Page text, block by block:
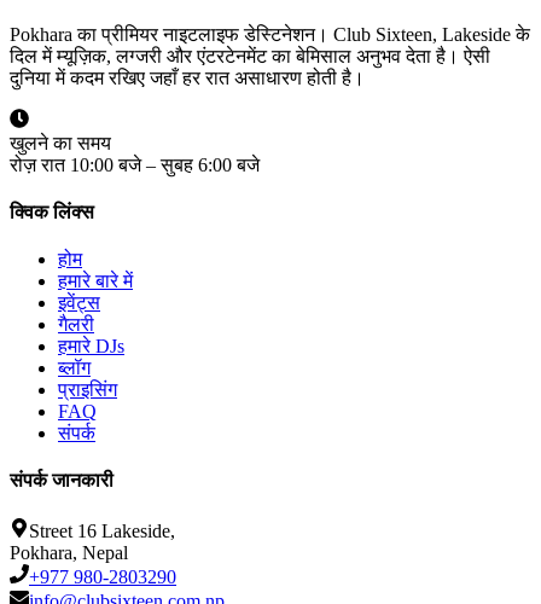
Pokhara का प्रीमियर नाइटलाइफ डेस्टिनेशन। Club Sixteen, Lakeside के
दिल में म्यूज़िक, लग्जरी और एंटरटेनमेंट का बेमिसाल अनुभव देता है। ऐसी
दुनिया में कदम रखिए जहाँ हर रात असाधारण होती है।
खुलने का समय
रोज़ रात 10:00 बजे – सुबह 6:00 बजे
क्विक लिंक्स
होम
हमारे बारे में
इवेंट्स
गैलरी
हमारे DJs
ब्लॉग
प्राइसिंग
FAQ
संपर्क
संपर्क जानकारी
Street 16 Lakeside,
Pokhara, Nepal
+977 980-2803290